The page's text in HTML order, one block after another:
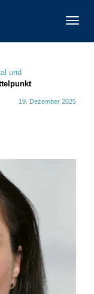
und
19. Dezember 2025